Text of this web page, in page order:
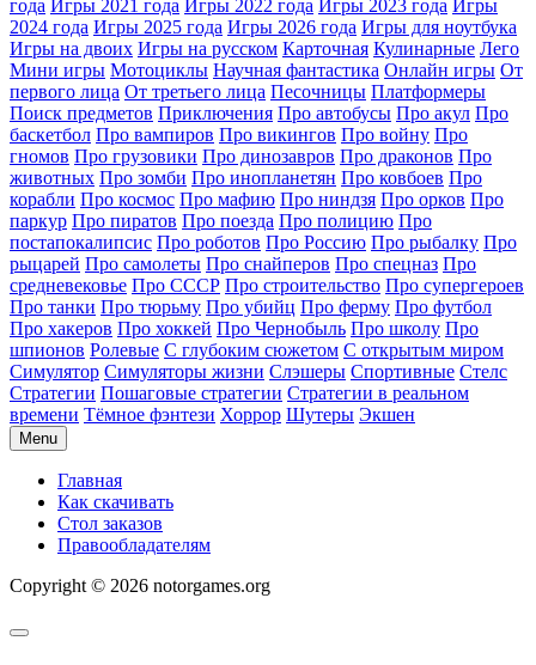
года Игры 2021 года Игры 2022 года Игры 2023 года Игры
2024 года Игры 2025 года Игры 2026 года Игры для ноутбука
Игры на двоих Игры на русском Карточная Кулинарные Лего
Мини игры Мотоциклы Научная фантастика Онлайн игры От
первого лица От третьего лица Песочницы Платформеры
Поиск предметов Приключения Про автобусы Про акул Про
баскетбол Про вампиров Про викингов Про войну Про
гномов Про грузовики Про динозавров Про драконов Про
животных Про зомби Про инопланетян Про ковбоев Про
корабли Про космос Про мафию Про ниндзя Про орков Про
паркур Про пиратов Про поезда Про полицию Про
постапокалипсис Про роботов Про Россию Про рыбалку Про
рыцарей Про самолеты Про снайперов Про спецназ Про
средневековье Про СССР Про строительство Про супергероев
Про танки Про тюрьму Про убийц Про ферму Про футбол
Про хакеров Про хоккей Про Чернобыль Про школу Про
шпионов Ролевые С глубоким сюжетом С открытым миром
Симулятор Симуляторы жизни Слэшеры Спортивные Стелс
Стратегии Пошаговые стратегии Стратегии в реальном
времени Тёмное фэнтези Хоррор Шутеры Экшен
Menu
Главная
Как скачивать
Стол заказов
Правообладателям
Copyright © 2026 notorgames.org
Scroll